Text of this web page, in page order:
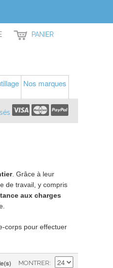
PANIER
Nos marques
. Grâce à leur
de travail, y compris
aux charges
corps pour effectuer
MONTRER